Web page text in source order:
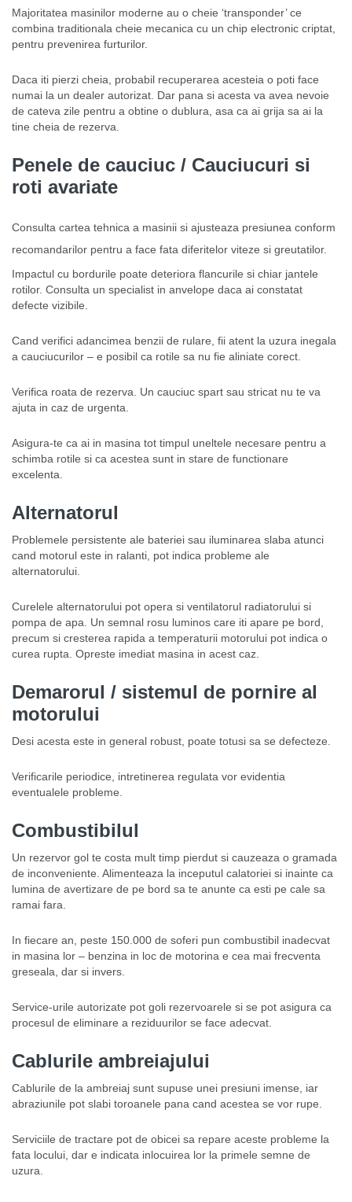
Majoritatea masinilor moderne au o cheie ‘transponder’ ce
combina traditionala cheie mecanica cu un chip electronic criptat,
pentru prevenirea furturilor.
Daca iti pierzi cheia, probabil recuperarea acesteia o poti face
numai la un dealer autorizat. Dar pana si acesta va avea nevoie
de cateva zile pentru a obtine o dublura, asa ca ai grija sa ai la
tine cheia de rezerva.
Penele de cauciuc / Cauciucuri si
roti avariate
Consulta cartea tehnica a masinii si ajusteaza presiunea conform
recomandarilor pentru a face fata diferitelor viteze si greutatilor.
Impactul cu bordurile poate deteriora flancurile si chiar jantele
rotilor. Consulta un specialist in anvelope daca ai constatat
defecte vizibile.
Cand verifici adancimea benzii de rulare, fii atent la uzura inegala
a cauciucurilor – e posibil ca rotile sa nu fie aliniate corect.
Verifica roata de rezerva. Un cauciuc spart sau stricat nu te va
ajuta in caz de urgenta.
Asigura-te ca ai in masina tot timpul uneltele necesare pentru a
schimba rotile si ca acestea sunt in stare de functionare
excelenta.
Alternatorul
Problemele persistente ale bateriei sau iluminarea slaba atunci
cand motorul este in ralanti, pot indica probleme ale
alternatorului.
Curelele alternatorului pot opera si ventilatorul radiatorului si
pompa de apa. Un semnal rosu luminos care iti apare pe bord,
precum si cresterea rapida a temperaturii motorului pot indica o
curea rupta. Opreste imediat masina in acest caz.
Demarorul / sistemul de pornire al
motorului
Desi acesta este in general robust, poate totusi sa se defecteze.
Verificarile periodice, intretinerea regulata vor evidentia
eventualele probleme.
Combustibilul
Un rezervor gol te costa mult timp pierdut si cauzeaza o gramada
de inconveniente. Alimenteaza la inceputul calatoriei si inainte ca
lumina de avertizare de pe bord sa te anunte ca esti pe cale sa
ramai fara.
In fiecare an, peste 150.000 de soferi pun combustibil inadecvat
in masina lor – benzina in loc de motorina e cea mai frecventa
greseala, dar si invers.
Service-urile autorizate pot goli rezervoarele si se pot asigura ca
procesul de eliminare a reziduurilor se face adecvat.
Cablurile ambreiajului
Cablurile de la ambreiaj sunt supuse unei presiuni imense, iar
abraziunile pot slabi toroanele pana cand acestea se vor rupe.
Serviciile de tractare pot de obicei sa repare aceste probleme la
fata locului, dar e indicata inlocuirea lor la primele semne de
uzura.